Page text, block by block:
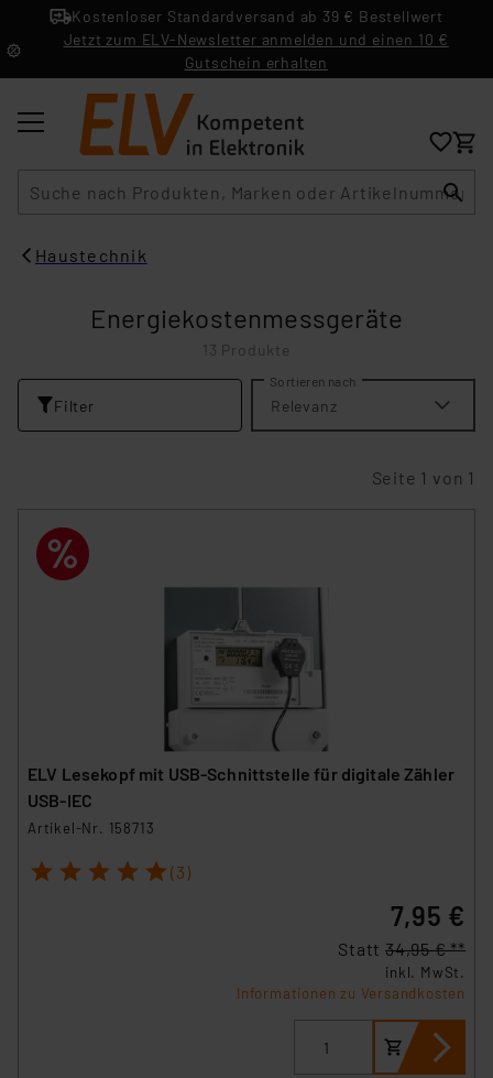
Kostenloser Standardversand ab 39 € Bestellwert
Jetzt zum ELV-Newsletter anmelden und einen 10 €
Gutschein erhalten
Haustechnik
Energiekostenmessgeräte
13 Produkte
Filter
Sortieren nach
Relevanz
Seite 1 von 1
ELV Lesekopf mit USB-Schnittstelle für digitale Zähler
USB-IEC
Artikel-Nr. 158713
1 2 3 4 5 (3)
7,95 €
Statt 34,95 € **
inkl. MwSt.
Informationen zu Versandkosten